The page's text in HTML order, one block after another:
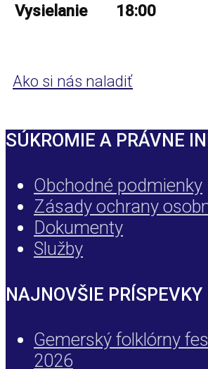
Vysielanie
18:00
Ako si nás naladiť
SÚKROMIE A PRÁVNE
Obchodné podmienky
Zásady ochrany
Dokumenty
Služby
NAJNOVŠIE PRÍSPEVKY
Gemerský folklórny
2026